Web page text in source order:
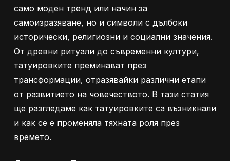
само моден тренд или начин за
самоизразяване, но и символи с дълбоки
исторически, религиозни и социални значения.
От древни ритуали до съвременни култури,
татуировките преминават през
трансформации, отразявайки различни етапи
от развитието на човечеството. В тази статия
ще разгледаме как татуировките са възникнали
и как се е променяла тяхната роля през
времето.